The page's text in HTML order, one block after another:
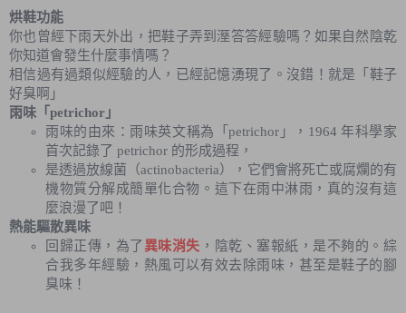
烘鞋功能
你也曾經下雨天外出，把鞋子弄到溼答答經驗嗎？如果自然陰乾
你知道會發生什麼事情嗎？
相信過有過類似經驗的人，已經記憶湧現了。沒錯！就是「鞋子
好臭啊」
雨味「petrichor」
雨味的由來：雨味英文稱為「petrichor」，1964 年科學家
首次記錄了 petrichor 的形成過程，
是透過放線菌（actinobacteria），它們會將死亡或腐爛的有
機物質分解成簡單化合物。 這下在雨中淋雨，真的沒有這
麼浪漫了吧！
熱能驅散異味
回歸正傳，為了 異味消失 ，陰乾、塞報紙，是不夠的。綜
合我多年經驗，熱風可以有效去除雨味，甚至是鞋子的腳
臭味！